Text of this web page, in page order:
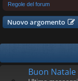
Regole del forum
Nuovo argomento
Buon Natale